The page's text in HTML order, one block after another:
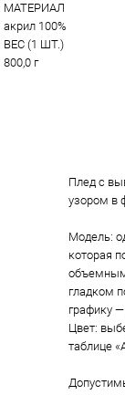
МАТЕРИАЛ
акрил 100%
ВЕС (1 ШТ.)
800,0 г
Плед с
узором в
Модель:
которая
гладком
графику —
Цвет:
таблице